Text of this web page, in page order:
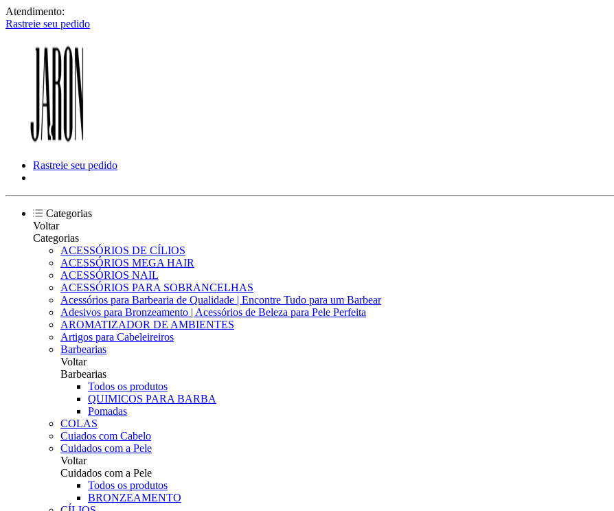
Atendimento:
Rastreie seu pedido
Rastreie seu pedido
Categorias
Voltar
Categorias
ACESSÓRIOS DE CÍLIOS
ACESSÓRIOS MEGA HAIR
ACESSÓRIOS NAIL
ACESSÓRIOS PARA SOBRANCELHAS
Acessórios para Barbearia de Qualidade | Encontre Tudo para um Barbear
Adesivos para Bronzeamento | Acessórios de Beleza para Pele Perfeita
AROMATIZADOR DE AMBIENTES
Artigos para Cabeleireiros
Barbearias
Voltar
Barbearias
Todos os produtos
QUIMICOS PARA BARBA
Pomadas
COLAS
Cuiados com Cabelo
Cuidados com a Pele
Voltar
Cuidados com a Pele
Todos os produtos
BRONZEAMENTO